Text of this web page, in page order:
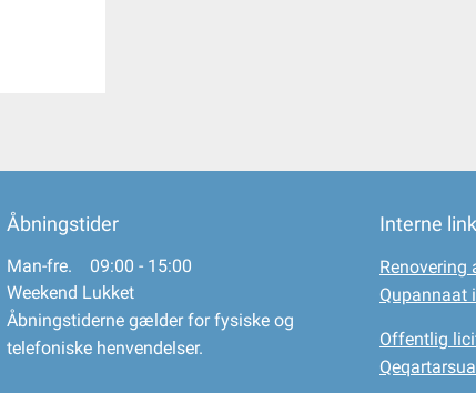
Åbningstider
Man-fre. 09:00 - 15:00
Weekend Lukket
Åbningstiderne gælder for fysiske og
telefoniske henvendelser.
Interne
Renovering
Qupannaat
Offentlig